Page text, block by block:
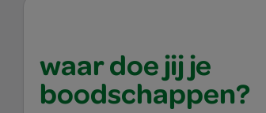
waar doe jij je
boodschappen?